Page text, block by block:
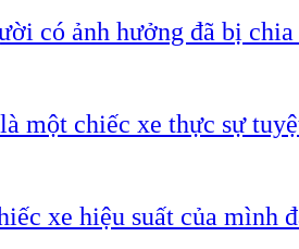
có ảnh hưởng đã bị
một chiếc xe thực sự
xe hiệu suất của mình